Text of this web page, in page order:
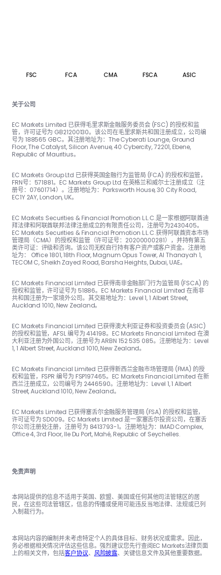
FSC FCA CMA FSCA ASIC
关于公司
EC Markets Limited 已获得毛里求斯金融服务委员会 (FSC) 的授权和监
管，许可证号为 GB21200130。该公司在毛里求斯共和国注册成立，公司编
号为 188565 GBC。其注册地址为：The Cyber​​ati Lounge, Ground
Floor, The Catalyst, Silicon Avenue, 40 Cyber​​city, 72201, Ebene,
Republic of Mauritius。
EC Markets Group Ltd 已获得英国金融行为监管局 (FCA) 的授权和监管，
FRN号：57188​​1。EC Markets Group Ltd 在英格兰和威尔士注册成立（注
册号：07601714）。注册地址为：Parksworth House, 30 City Road,
EC1Y 2AY, London, UK。
EC Markets Securities & Financial Promotion L.L.C.是一家根据阿联酋迪
拜法律和阿联酋联邦法律注册成立的有限责任公司，注册号为2430405。
EC Markets Securities & Financial Promotion L.L.C.获得阿联酋资本市场
管理局（CMA）的授权和监管（许可证号：20200000281），并持有第五
类许可证：评级和咨询。该公司无权自行持有客户资产或客户资金。注册地
址为： Office 1801, 18th Floor, Magnum Opus Tower, Al Thanayah 1,
TECOM C, Sheikh Zayed Road, Barsha Heights, Dubai, UAE。
EC Markets Financial Limited 已获得南非金融部门行为监管局 (FSCA) 的
授权和监管，许可证号为 51886。EC Markets Financial Limited 在南非
共和国注册为一家境外公司。其交易地址为：Level 1, 1 Albert Street,
Auckland 1010, New Zealand。
EC Markets Financial Limited 已获得澳大利亚证券和投资委员会 (ASIC)
的授权和监管，AFSL 编号为 414198。EC Markets Financial Limited 在澳
大利亚注册为外国公司，注册号为 ARBN 152 535 085。注册地址为：Level
1, 1 Albert Street, Auckland 1010, New Zealand。
EC Markets Financial Limited 已获得新西兰金融市场管理局 (FMA) 的授
权和监管，FSPR 编号为 FSP197465。EC Markets Financial Limited 在新
西兰注册成立，公司编号为 2446590。注册地址为：Level 1, 1 Albert
Street, Auckland 1010, New Zealand。
EC Markets Limited 已获得塞舌尔金融服务管理局 (FSA) 的授权和监管，
许可证号为 SD009。EC Markets Limited 是一家塞舌尔投资公司，在塞舌
尔公司注册处注册，注册号为 8413793-1。注册地址为：IMAD Complex,
Office 4, 3rd Floor, Ile Du Port, Mahé, Republic of Seychelles.
免责声明
本网站提供的信息不适用于英国、欧盟、美国或任何其他司法管辖区的居
民，在这些司法管辖区，信息的传播或使用可能违反当地法律、法规或已列
入制裁行为。
本网站内容的编制并未考虑特定个人的具体目标、财务状况或需求。因此，
务必根据相关情况评估这些信息。强烈建议您先行查阅EC Markets法律页面
上的相关文件，包括客户协议、 风险披露、关键信息文件及其他重要数据。